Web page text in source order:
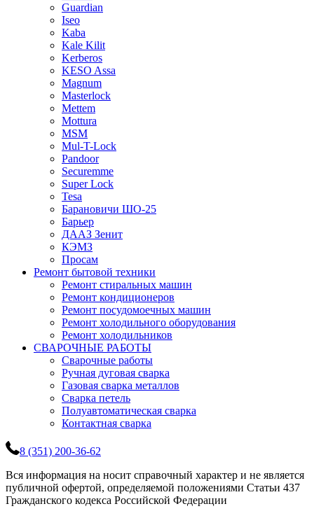
Guardian
Iseo
Kaba
Kale Kilit
Kerberos
KESO Assa
Magnum
Masterlock
Mettem
Mottura
MSM
Mul-T-Lock
Pandoor
Securemme
Super Lock
Tesa
Барановичи ШО-25
Барьер
ДААЗ Зенит
КЭМЗ
Просам
Ремонт бытовой техники
Ремонт стиральных машин
Ремонт кондиционеров
Ремонт посудомоечных машин
Ремонт холодильного оборудования
Ремонт холодильников
СВАРОЧНЫЕ РАБОТЫ
Сварочные работы
Ручная дуговая сварка
Газовая сварка металлов
Сварка петель
Полуавтоматическая сварка
Контактная сварка
8 (351) 200-36-62
Вся информация на носит справочный характер и не является
публичной офертой, определяемой положениями Статьи 437
Гражданского кодекса Российской Федерации